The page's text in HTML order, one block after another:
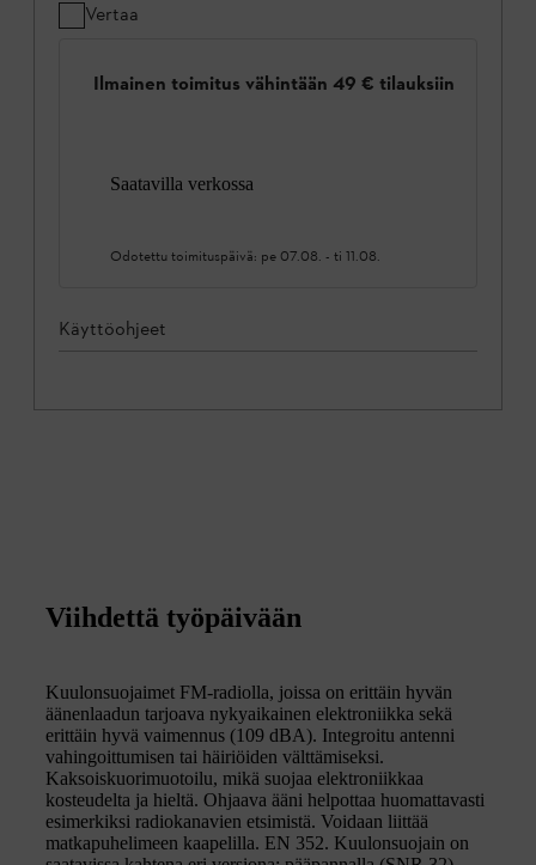
Vertaa
Ilmainen toimitus vähintään 49 € tilauksiin
Saatavilla verkossa
Odotettu toimituspäivä: pe 07.08. - ti 11.08.
Käyttöohjeet
Viihdettä työpäivään
Kuulonsuojaimet FM-radiolla, joissa on erittäin hyvän
äänenlaadun tarjoava nykyaikainen elektroniikka sekä
erittäin hyvä vaimennus (109 dBA). Integroitu antenni
vahingoittumisen tai häiriöiden välttämiseksi.
Kaksoiskuorimuotoilu, mikä suojaa elektroniikkaa
kosteudelta ja hieltä. Ohjaava ääni helpottaa huomattavasti
esimerkiksi radiokanavien etsimistä. Voidaan liittää
matkapuhelimeen kaapelilla. EN 352. Kuulonsuojain on